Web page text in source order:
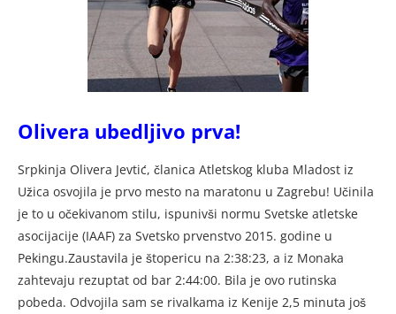
Olivera ubedljivo prva!
Srpkinja Olivera Jevtić, članica Atletskog kluba Mladost iz
Užica osvojila je prvo mesto na maratonu u Zagrebu! Učinila
je to u očekivanom stilu, ispunivši normu Svetske atletske
asocijacije (IAAF) za Svetsko prvenstvo 2015. godine u
Pekingu.Zaustavila je štopericu na 2:38:23, a iz Monaka
zahtevaju rezuptat od bar 2:44:00. Bila je ovo rutinska
pobeda. Odvojila sam se rivalkama iz Kenije 2,5 minuta još